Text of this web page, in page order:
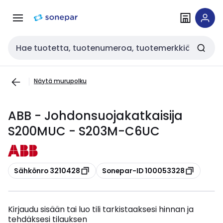
navigointiinsisältöön
Haku
Näytä murupolku
ABB - Johdonsuojakatkaisija
S200MUC - S203M-C6UC
Kopioi
Sähkönro 3210428 Kopioi
Sonepar-ID 100053328
Kirjaudu sisään tai luo tili tarkistaaksesi hinnan ja
tehdäksesi tilauksen